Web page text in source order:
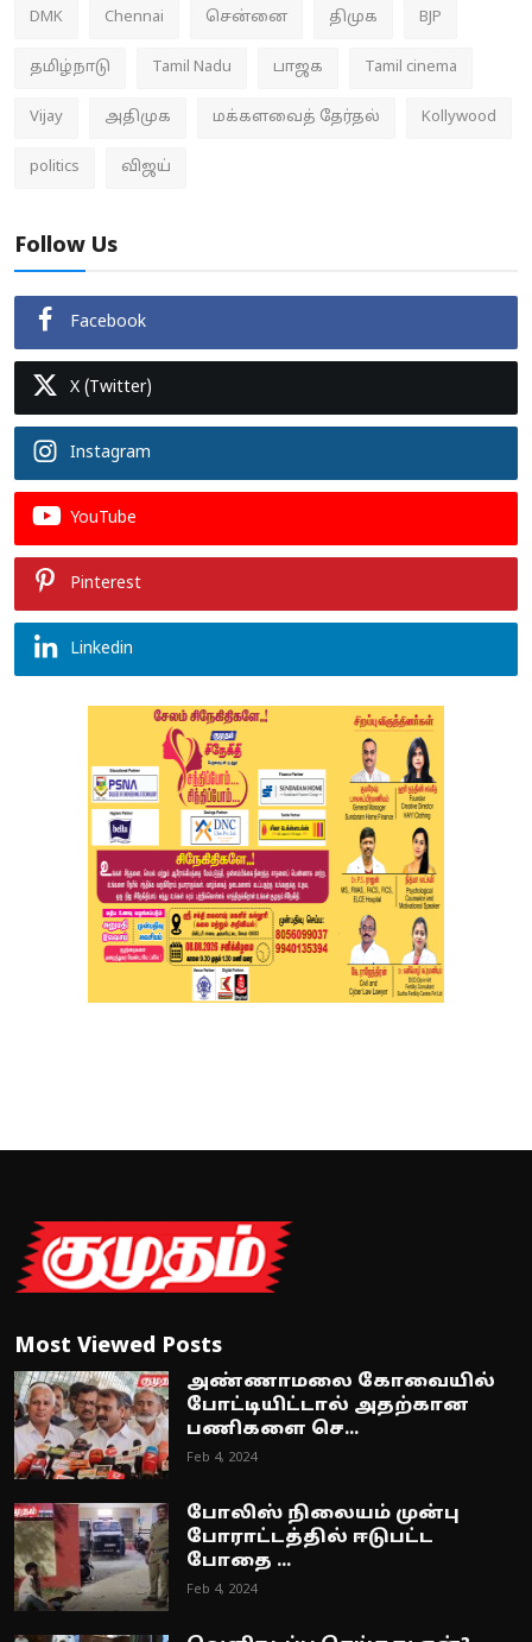
DMK Chennai சென்னை திமுக BJP
தமிழ்நாடு Tamil Nadu பாஜக Tamil cinema
Vijay அதிமுக மக்களவைத் தேர்தல் Kollywood
politics விஜய்
Follow Us
Facebook
X (Twitter)
Instagram
YouTube
Pinterest
Linkedin
Most Viewed Posts
அண்ணாமலை கோவையில்
போட்டியிட்டால் அதற்கான
பணிகளை செ...
Feb 4, 2024
போலிஸ் நிலையம் முன்பு
போராட்டத்தில் ஈடுபட்ட
போதை ...
Feb 4, 2024